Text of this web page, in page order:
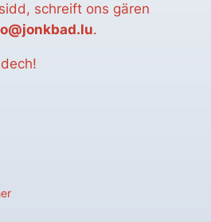
schreift ons gären
.